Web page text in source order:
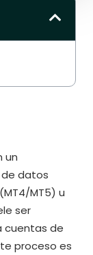
un
datos
MT5) u
ser
cuentas de
proceso es